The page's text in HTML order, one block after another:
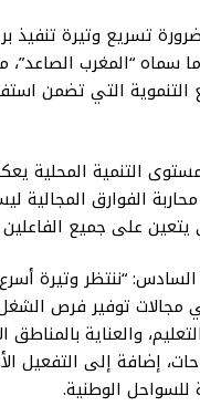
تسريع وتيرة تنفيذ
ما سماه “المغرب
التي تضمن
مستوى التنمية المحلية
الفوارق المجالية
على جميع الفاعلين
“ننتظر وتيرة أسرع
مجالات توفير فرص
والعناية بالمناطق
إضافة إلى التفعيل
للسواحل الوطنية.